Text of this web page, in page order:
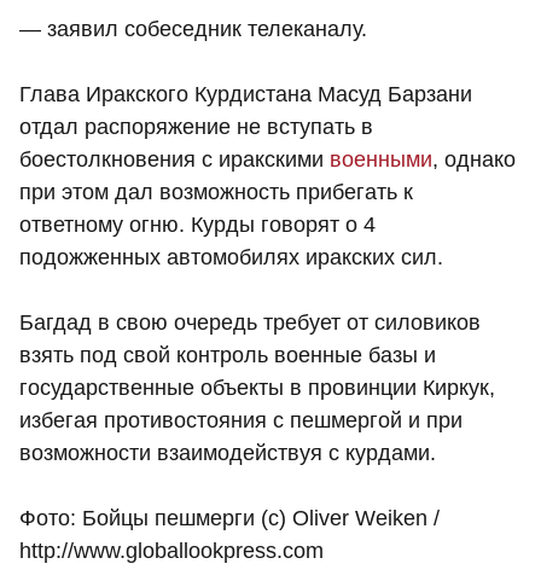
— заявил собеседник телеканалу.
Глава Иракского Курдистана Масуд Барзани
отдал распоряжение не вступать в
боестолкновения с иракскими военными, однако
при этом дал возможность прибегать к
ответному огню. Курды говорят о 4
подожженных автомобилях иракских сил.
Багдад в свою очередь требует от силовиков
взять под свой контроль военные базы и
государственные объекты в провинции Киркук,
избегая противостояния с пешмергой и при
возможности взаимодействуя с курдами.
Фото: Бойцы пешмерги (с) Oliver Weiken /
http://www.globallookpress.com